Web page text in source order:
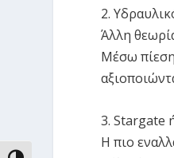
2.
Άλλη
Μέσω
3. Stargate
Η πιο